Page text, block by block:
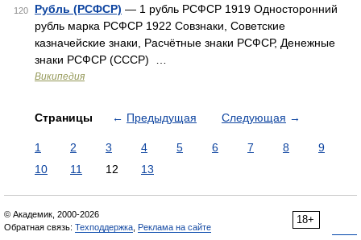
120 Рубль (РСФСР) — 1 рубль РСФСР 1919 Односторонний
рубль марка РСФСР 1922 Совзнаки, Советские
казначейские знаки, Расчётные знаки РСФСР, Денежные
знаки РСФСР (СССР) …
Википедия
Страницы ← Предыдущая Следующая →
1 2 3 4 5 6 7 8
9
10
11 12 13
18+
© Академик, 2000-2026
Обратная связь: Техподдержка Реклама на сайте